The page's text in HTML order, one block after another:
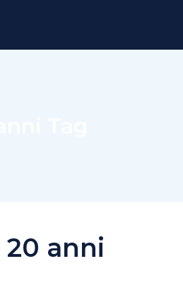
20 anni